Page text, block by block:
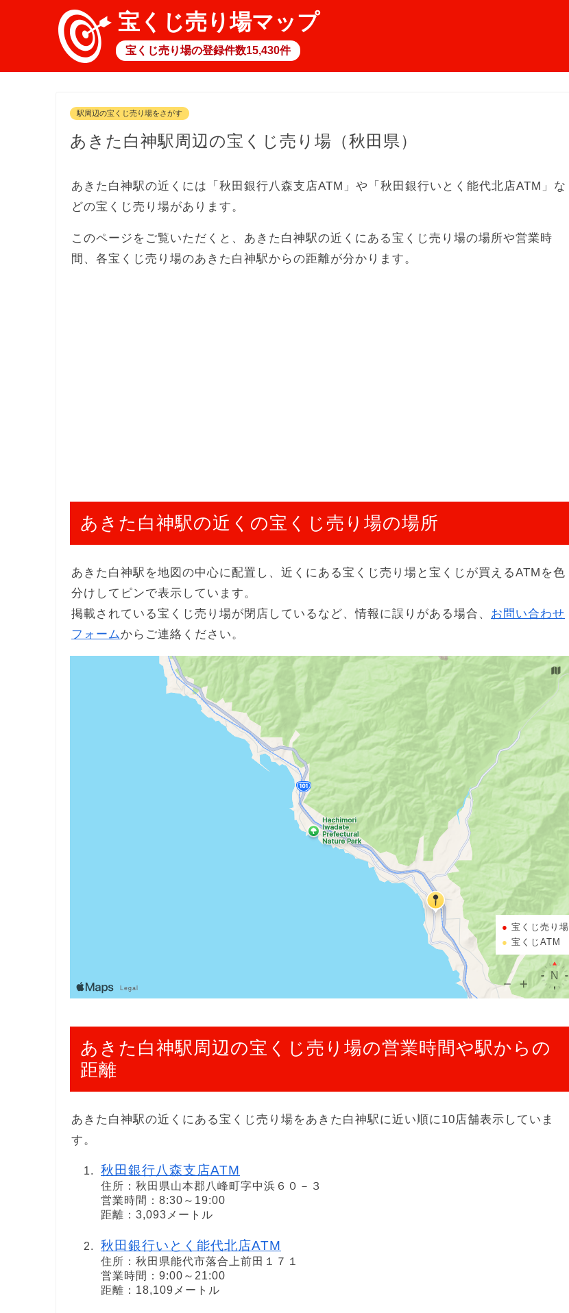
宝くじ売り場マップ
宝くじ売り場の登録件数15,430件
駅周辺の宝くじ売り場をさがす
あきた白神駅周辺の宝くじ売り場（秋田県）
あきた白神駅の近くには「秋田銀行八森支店ATM」や「秋田銀行いとく能代北店ATM」な
どの宝くじ売り場があります。
このページをご覧いただくと、あきた白神駅の近くにある宝くじ売り場の場所や営業時
間、各宝くじ売り場のあきた白神駅からの距離が分かります。
あきた白神駅の近くの宝くじ売り場の場所
あきた白神駅を地図の中心に配置し、近くにある宝くじ売り場と宝くじが買えるATMを色
分けしてピンで表示しています。
掲載されている宝くじ売り場が閉店しているなど、情報に誤りがある場合、 お問い合わせ
フォーム からご連絡ください。
宝くじ売り場
宝くじATM
あきた白神駅周辺の宝くじ売り場の営業時間や駅からの
距離
あきた白神駅の近くにある宝くじ売り場をあきた白神駅に近い順に10店舗表示していま
す。
秋田銀行八森支店ATM
住所：秋田県山本郡八峰町字中浜６０－３
営業時間：8:30～19:00
距離：3,093メートル
秋田銀行いとく能代北店ATM
住所：秋田県能代市落合上前田１７１
営業時間：9:00～21:00
距離：18,109メートル